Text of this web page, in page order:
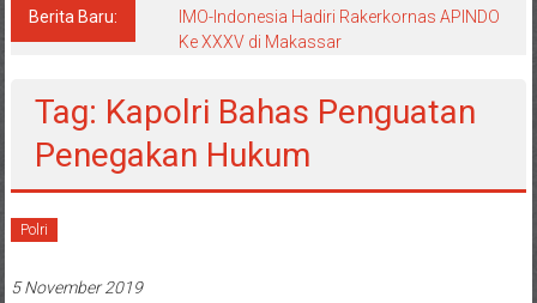
Tuntas.
Berita Baru:
IMO-Indonesia Hadiri Rakerkornas APINDO
Ke XXXV di Makassar
Tag: Kapolri Bahas Penguatan
Penegakan Hukum
Polri
5 November 2019